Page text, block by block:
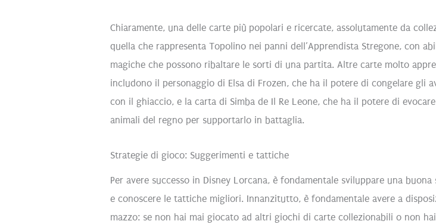
Chiaramente, una delle carte più popolari e ricercate, assolutamente da
quella che rappresenta Topolino nei panni dell’Apprendista Stregone, con
magiche che possono ribaltare le sorti di una partita. Altre carte molto
includono il personaggio di Elsa di Frozen, che ha il potere di congelare gli
con il ghiaccio, e la carta di Simba de Il Re Leone, che ha il potere di
animali del regno per supportarlo in battaglia.
Strategie di gioco: Suggerimenti e tattiche
Per avere successo in Disney Lorcana, è fondamentale sviluppare una buona
e conoscere le tattiche migliori. Innanzitutto, è fondamentale avere a
mazzo: se non hai mai giocato ad altri giochi di carte collezionabili o non